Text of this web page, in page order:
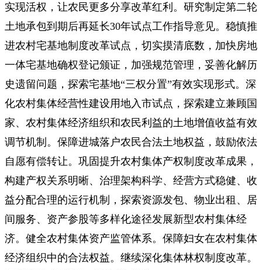
实现活权，让农民更多分享改革红利。研究制定第二轮
土地承包到期后再延长30年试点工作指导意见。稳慎推
进农村宅基地制度改革试点，切实摸清底数，加快房地
一体宅基地确权登记颁证，加强规范管理，妥善化解历
史遗留问题，探索宅基地“三权分置”有效实现形式。深
化农村集体经营性建设用地入市试点，探索建立兼顾国
家、农村集体经济组织和农民利益的土地增值收益有效
调节机制。保障进城落户农民合法土地权益，鼓励依法
自愿有偿转让。巩固提升农村集体产权制度改革成果，
构建产权关系明晰、治理架构科学、经营方式稳健、收
益分配合理的运行机制，探索资源发包、物业出租、居
间服务、资产参股等多样化途径发展新型农村集体经
济。健全农村集体资产监管体系。保障妇女在农村集体
经济组织中的合法权益。继续深化集体林权制度改革。